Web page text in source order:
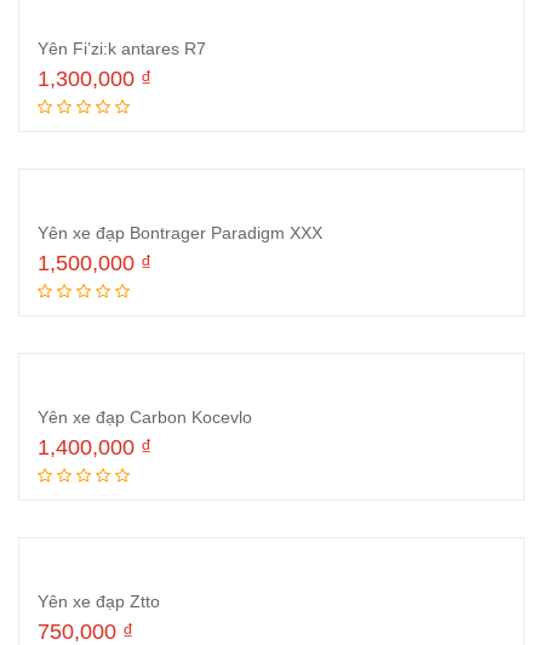
Yên Fi’zi:k antares R7
1,300,000 ₫
Yên xe đạp Bontrager Paradigm XXX
1,500,000 ₫
Yên xe đạp Carbon Kocevlo
1,400,000 ₫
Yên xe đạp Ztto
750,000 ₫